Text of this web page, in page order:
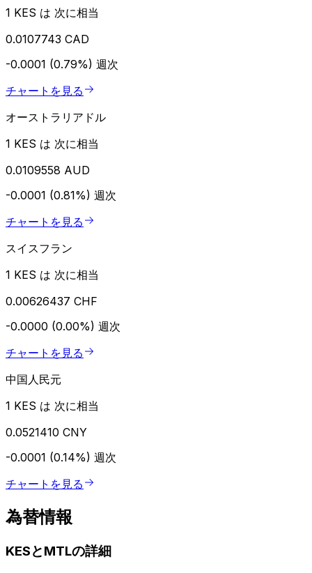
1 KES は 次に相当
0.0107743 CAD
-0.0001 (0.79%) 週次
チャートを見る
オーストラリアドル
1 KES は 次に相当
0.0109558 AUD
-0.0001 (0.81%) 週次
チャートを見る
スイスフラン
1 KES は 次に相当
0.00626437 CHF
-0.0000 (0.00%) 週次
チャートを見る
中国人民元
1 KES は 次に相当
0.0521410 CNY
-0.0001 (0.14%) 週次
チャートを見る
為替情報
KESとMTLの詳細